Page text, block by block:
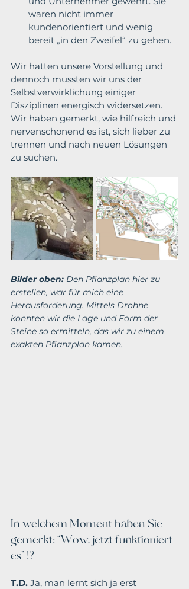
waren nicht immer
kundenorientiert und wenig
bereit „in den Zweifel“ zu gehen.
Wir hatten unsere Vorstellung und
dennoch mussten wir uns der
Selbstverwirklichung einiger
Disziplinen energisch widersetzen.
Wir haben gemerkt, wie hilfreich und
nervenschonend es ist, sich lieber zu
trennen und nach neuen Lösungen
zu suchen.
Bilder oben: Den Pflanzplan hier zu
erstellen, war für mich eine
Herausforderung. Mittels Drohne
konnten wir die Lage und Form der
Steine so ermitteln, das wir zu einem
exakten Pflanzplan kamen.
In welchem Moment haben Sie
gemerkt: “Wow, jetzt funktioniert
es” !?
T.D. Ja, man lernt sich ja erst